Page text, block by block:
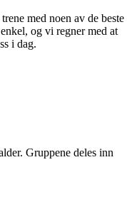
med noen av de beste
og vi regner med at
i dag.
Gruppene deles inn